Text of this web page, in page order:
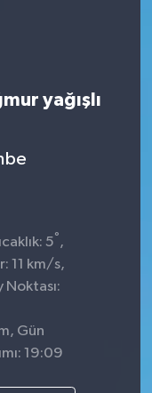
yağışlı
5° ,
11 km/s,
Noktası:
Gün
19:09